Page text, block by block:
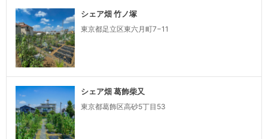
シェア畑 竹ノ塚
東京都足立区東六月町7−11
シェア畑 葛飾柴又
東京都葛飾区高砂5丁目53